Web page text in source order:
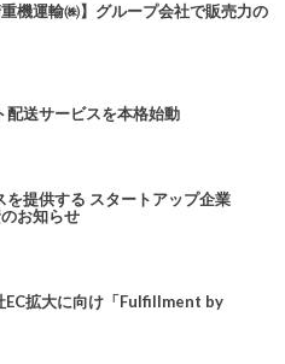
機運輸㈱】グループ会社で販売力の
配送サービスを本格始動
提供する スタートアップ企業
お知らせ
拡大に向け「Fulfillment by